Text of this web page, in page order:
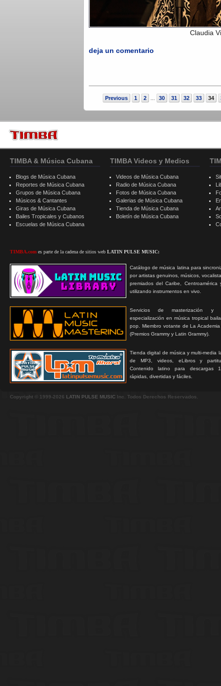
Claudia
deja un comentario
Previous 1 2 30 31 32 33 34
TIMBA & Música Cubana
Blogs de Música Cubana
Reportes de Música Cubana
Grupos de Música Cubana
Músicos & Cantantes
Giras de Música Cubana
Bailes Tropicales y Cubanos
Escuelas de Música Cubana
TIMBA.com es parte de la cadena de sitios web LATIN PULSE MUSIC:
Catálogo de música latina para
por artistas genuinos, músicos,
premiados del Caribe, Centroamérica
utilizando instrumentos en vivo.
Servicios de masterización y
especialización en música tropical
pop. Miembro votante de La
(Premios Grammy y Latin Grammy).
Tienda digital de música y multi-media
de MP3, videos, eLibros y
Contenido latino para descargas
rápidas, divertidas y fáciles.
TIMBA Videos y Medios
Videos de Música Cubana
Radio de Música Cubana
Fotos de Música Cubana
Galerias de Música Cubana
Tienda de Música Cubana
Boletín de Música Cubana
Copyright © 1999-2026 LATIN PULSE MUSIC Inc. Todos Derechos Reservados.